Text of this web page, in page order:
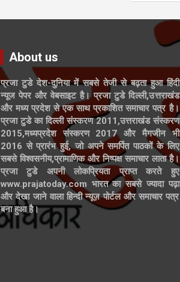
About us
प्रजा टुडे देश-दुनिया में सबसे तेजी से बढ़ता हुआ हिंदी
न्यूज पेपर और वेबसाइट है। प्रजा टुडे दिल्ली,उत्तराखंड
और मध्य प्रदेश से एक साथ प्रकाशित समाचार पत्र है।
प्रजा टुडे का दिल्ली संस्करण 2011,उत्तराखंड संस्करण
2015,मध्यप्रदेश संस्करण 2017 और मैगजीन भी
2016 से प्रारंभ हुई, जो अपने समर्पित पाठकों के लिए
सबसे विश्वसनीय,प्रामाणिक और निष्पक्ष समाचार लाता है।
प्रजा टुडे अपनी लोकप्रियता प्राप्त करते हुए
www.prajatoday.com भारत का सबसे ज्यादा पढ़ा
और देखा जाने वाला हिन्दी न्यूज़ पोर्टल और समाचार पत्र
बना हुआ है।